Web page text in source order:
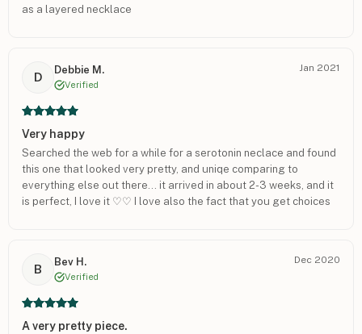
as a layered necklace
D
Debbie M.
Verified
Jan 2021
Very happy
Searched the web for a while for a serotonin neclace and found
this one that looked very pretty, and uniqe comparing to
everything else out there... it arrived in about 2-3 weeks, and it
is perfect, I love it ♡♡ I love also the fact that you get choices
B
Bev H.
Verified
Dec 2020
A very pretty piece.